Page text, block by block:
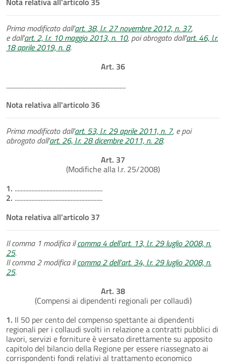
Prima modificato dall'art. 38, l.r. 27 novembre 2012, n. 37,
e dall'art. 2, l.r. 10 maggio 2013, n. 10, poi abrogato dall'art. 46, l.r.
18 aprile 2019, n. 8.
Art. 36
...............................................................................
Nota relativa all'articolo 36
Prima modificato dall'art. 53, l.r. 29 aprile 2011, n. 7, e poi
abrogato dall'art. 26, l.r. 28 dicembre 2011, n. 28.
Art. 37
(Modifiche alla l.r. 25/2008)
1. ..........................................................
2. ..........................................................
Nota relativa all'articolo 37
Il comma 1 modifica ilcomma 4 dell’art. 13, l.r. 29 luglio 2008, n.
25.
Il comma 2 modifica ilcomma 2 dell’art. 34, l.r. 29 luglio 2008, n.
25.
Art. 38
(Compensi ai dipendenti regionali per collaudi)
1. Il 50 per cento del compenso spettante ai dipendenti
regionali per i collaudi svolti in relazione a contratti pubblici di
lavori, servizi e forniture è versato direttamente su apposito
capitolo del bilancio della Regione per essere riassegnato ai
corrispondenti fondi relativi al trattamento economico